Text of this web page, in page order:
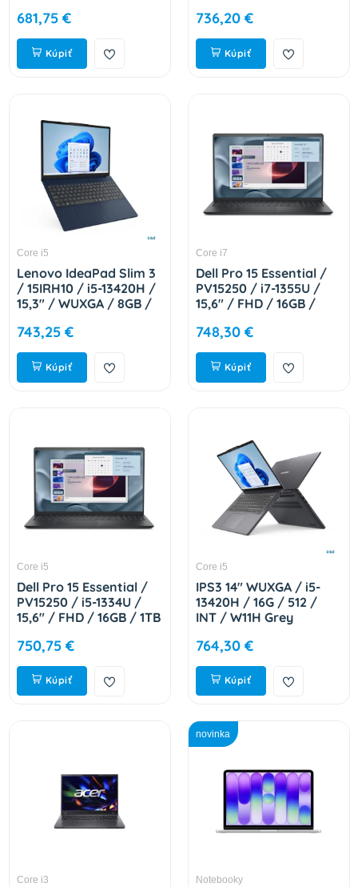
/ Gray / 2R
83HR0061CK
681,75 €
Kúpiť
2R 9S7-15K111-2265
736,20 €
Kúpiť
Core i5
Lenovo IdeaPad Slim 3
/ 15IRH10 / i5-13420H /
15,3" / WUXGA / 8GB /
OS / Cosmic Blue / 2R
83K101JUCK
743,25 €
Kúpiť
Core i7
Dell Pro 15 Essential /
PV15250 / i7-1355U /
15,6" / FHD / 16GB /
/ Black / 3R NBD J9KYX
748,30 €
Kúpiť
Core i5
Dell Pro 15 Essential /
PV15250 / i5-1334U /
15,6" / FHD / 16GB / 1TB
Silver / 3R NBD H67ND
750,75 €
Kúpiť
Core i5
IPS3 14" WUXGA / i5-
13420H / 16G / 512 /
INT / W11H Grey
764,30 €
Kúpiť
Core i3
novinka
Notebooky